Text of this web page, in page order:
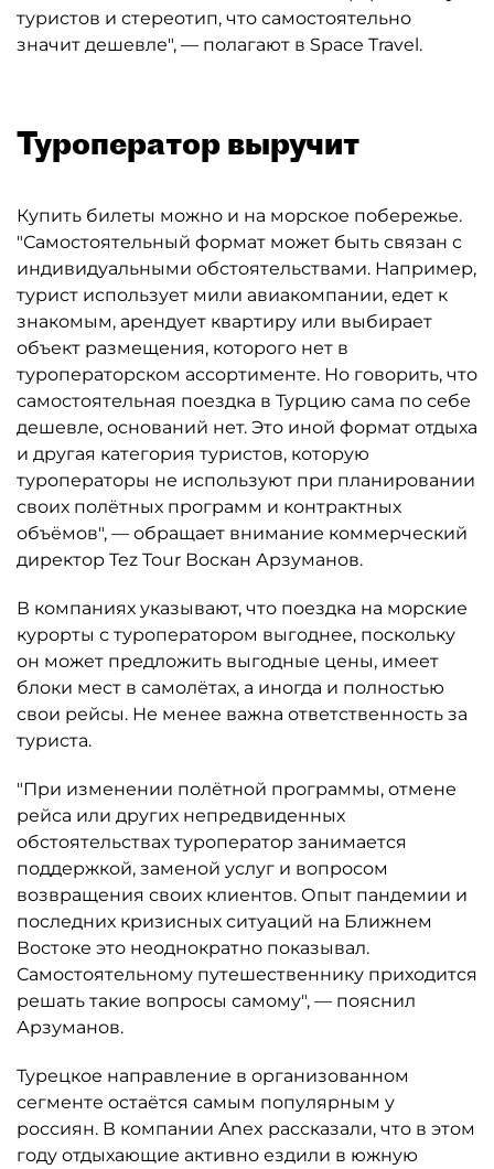
туристов и стереотип, что самостоятельно
значит дешевле", — полагают в Space Travel.
Туроператор выручит
Купить билеты можно и на морское побережье.
"Самостоятельный формат может быть связан с
индивидуальными обстоятельствами. Например,
турист использует мили авиакомпании, едет к
знакомым, арендует квартиру или выбирает
объект размещения, которого нет в
туроператорском ассортименте. Но говорить, что
самостоятельная поездка в Турцию сама по себе
дешевле, оснований нет. Это иной формат отдыха
и другая категория туристов, которую
туроператоры не используют при планировании
своих полётных программ и контрактных
объёмов", — обращает внимание коммерческий
директор Tez Tour Воскан Арзуманов.
В компаниях указывают, что поездка на морские
курорты с туроператором выгоднее, поскольку
он может предложить выгодные цены, имеет
блоки мест в самолётах, а иногда и полностью
свои рейсы. Не менее важна ответственность за
туриста.
"При изменении полётной программы, отмене
рейса или других непредвиденных
обстоятельствах туроператор занимается
поддержкой, заменой услуг и вопросом
возвращения своих клиентов. Опыт пандемии и
последних кризисных ситуаций на Ближнем
Востоке это неоднократно показывал.
Самостоятельному путешественнику приходится
решать такие вопросы самому", — пояснил
Арзуманов.
Турецкое направление в организованном
сегменте остаётся самым популярным у
россиян. В компании Anex рассказали, что в этом
году отдыхающие активно ездили в южную